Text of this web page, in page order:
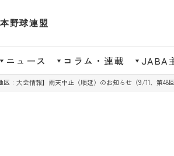
野球連盟
ニュース コラム・連載 JABA
区：大会情報】雨天中止（順延）のお知らせ（9/11、第48